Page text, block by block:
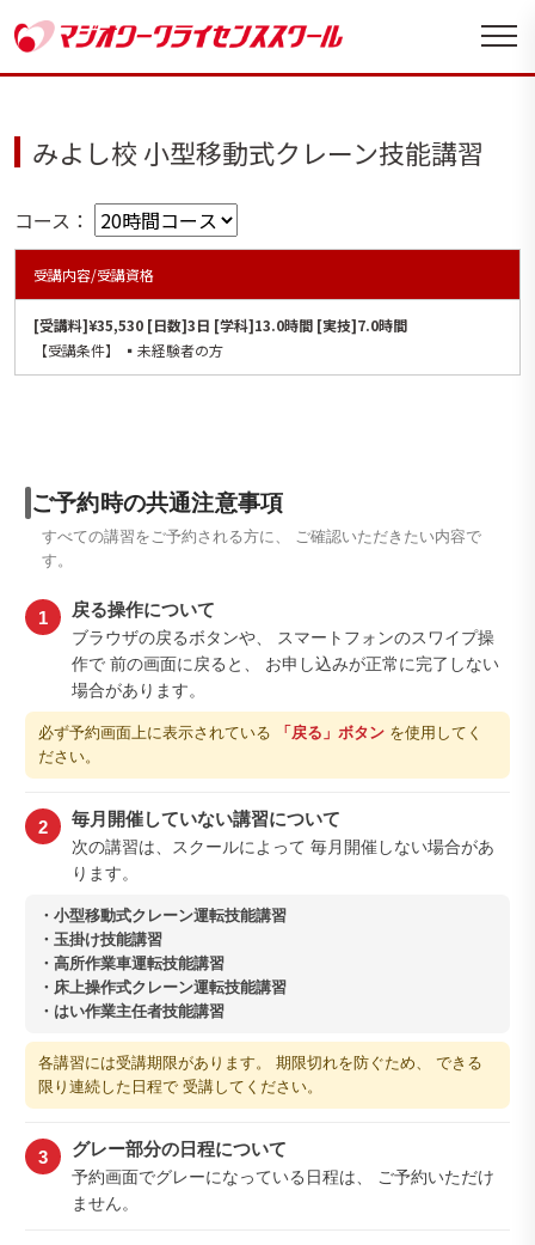
みよし校 小型移動式クレーン技能講習
コース：
受講内容/受講資格
[受講料]¥35,530 [日数]3日 [学科]13.0時間 [実技]7.0時間
【受講条件】 ▪️未経験者の方
ご予約時の共通注意事項
すべての講習をご予約される方に、 ご確認いただきたい内容で
す。
1 戻る操作について
ブラウザの戻るボタンや、 スマートフォンのスワイプ操
作で 前の画面に戻ると、 お申し込みが正常に完了しない
場合があります。
必ず予約画面上に表示されている 「戻る」ボタン を使用してく
ださい。
2 毎月開催していない講習について
次の講習は、スクールによって 毎月開催しない場合があ
ります。
・小型移動式クレーン運転技能講習
・玉掛け技能講習
・高所作業車運転技能講習
・床上操作式クレーン運転技能講習
・はい作業主任者技能講習
各講習には受講期限があります。 期限切れを防ぐため、 できる
限り連続した日程で 受講してください。
3 グレー部分の日程について
予約画面でグレーになっている日程は、 ご予約いただけ
ません。